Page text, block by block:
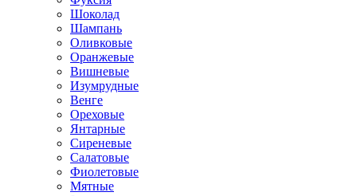
Шоколад
Шампань
Оливковые
Оранжевые
Вишневые
Изумрудные
Венге
Ореховые
Янтарные
Сиреневые
Салатовые
Фиолетовые
Мятные